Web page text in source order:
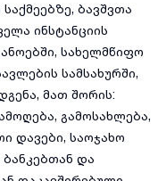
ბავშვთა
ინსტანციის
სახელმწიფო
სამსახურში,
მათ შორის:
გამოსახლება,
დავები, საოჯახო
და